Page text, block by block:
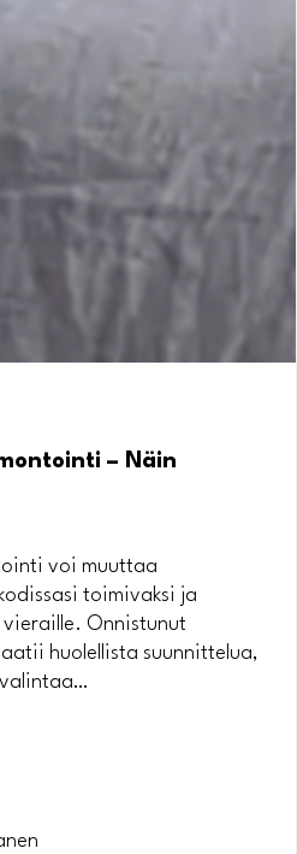
– Näin
voi muuttaa
toimivaksi ja
vieraille. Onnistunut
huolellista suunnittelua,